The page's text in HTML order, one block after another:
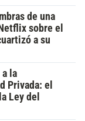
de una
sobre el
a su
a la
Privada: el
Ley del